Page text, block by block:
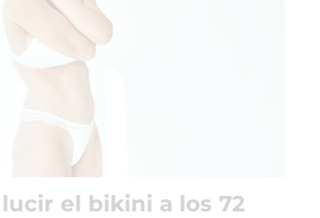
el bikini a los 72